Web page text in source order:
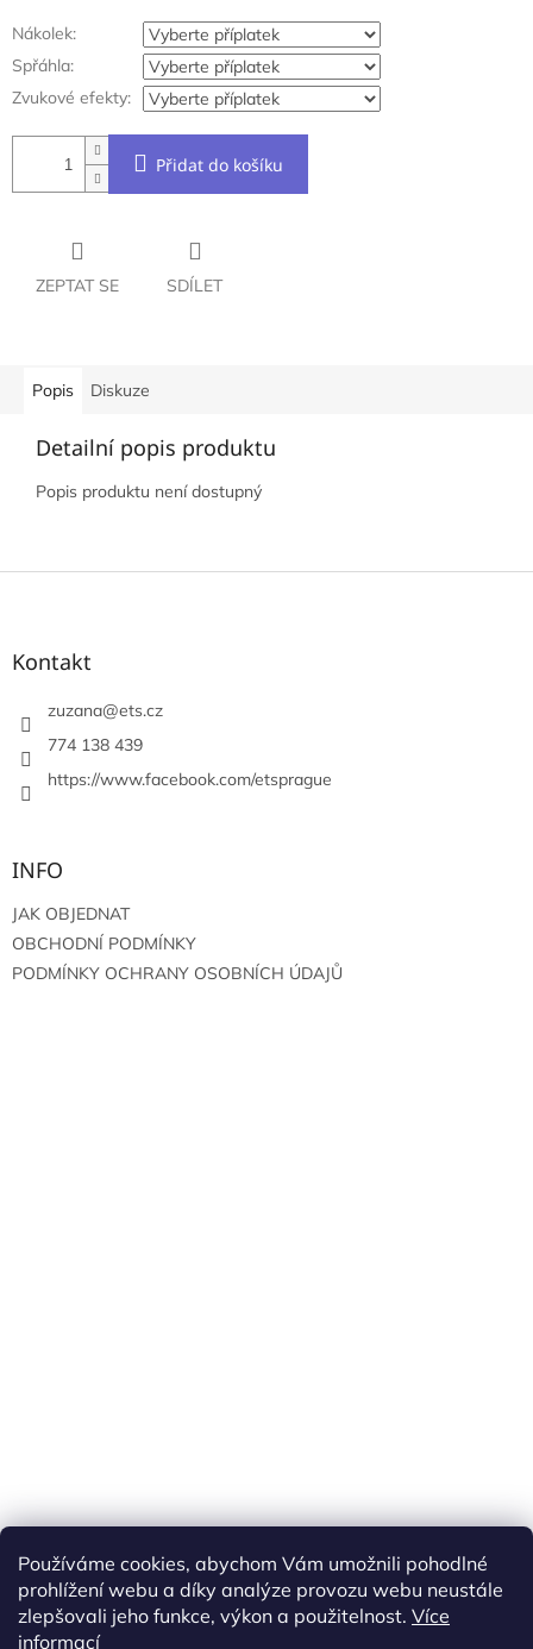
Používáme cookies, abychom Vám umožnili pohodlné
prohlížení webu a díky analýze provozu webu neustále
zlepšovali jeho funkce, výkon a použitelnost. Více
informací
Nákolek:
Spřáhla:
Zvukové efekty:
Přidat do košíku
ZEPTAT SE SDÍLET
Popis Diskuze
Detailní popis produktu
Popis produktu není dostupný
Z
Kontakt
zuzana@ets.cz
774 138 439
https://www.facebook.com/etsprague
INFO
JAK OBJEDNAT
OBCHODNÍ PODMÍNKY
PODMÍNKY OCHRANY OSOBNÍCH ÚDAJŮ